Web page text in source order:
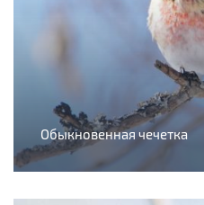
Обыкновенная чечетка